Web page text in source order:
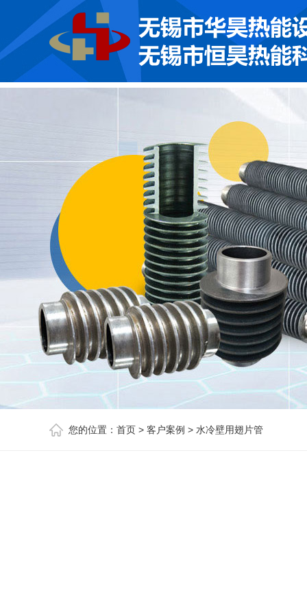
您的位置： 首页 > 客户案例 > 水冷壁用翅片管